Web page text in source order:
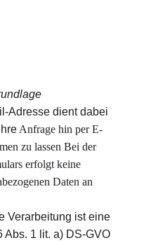
Adresse dient dabei
Anfrage hin per E-
zu lassen Bei der
erfolgt keine
Daten an
Verarbeitung ist eine
Abs. 1 lit. a) DS-GVO